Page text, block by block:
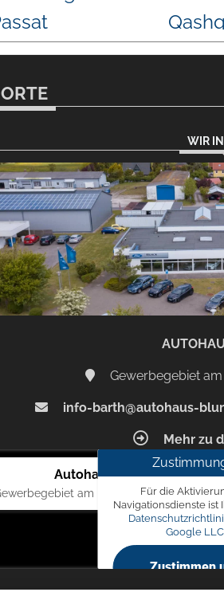
Caddy
WIR
Gewerbegebiet
info-barth@autohaus-
Mehr zu
Autohaus Blunck
am Mastweg 7, 18356 Barth
Für die
Navigationsdienste ist
Google LLC
Zustimmen